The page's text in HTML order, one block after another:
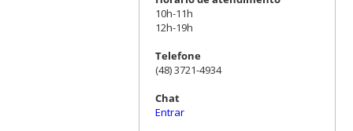
10h-11h
12h-19h
Telefone
(48) 3721-4934
Chat
Entrar